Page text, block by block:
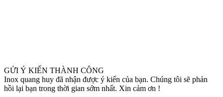
GỬI Ý KIẾN THÀNH CÔNG
Inox quang huy đã nhận được ý kiến của bạn. Chúng tôi sẽ phản
hồi lại bạn trong thời gian sớm nhất. Xin cảm ơn !